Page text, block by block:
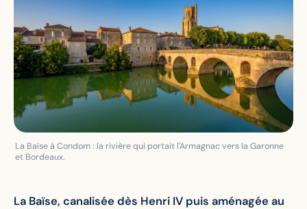
La Baïse à Condom : la rivière qui portait l'Armagnac vers la Garonne
et Bordeaux.
La Baïse, canalisée dès Henri IV puis aménagée au